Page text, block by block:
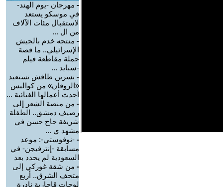
- مهرجان -يوم الهند-
في موسكو يستعد
لاستقبال مئات الآلاف
من ال ...
- منتجه خدم بالجيش
الإسرائيلي.. ما قصة
حملة مقاطعة فيلم
-سبايد ...
- نسرين طافش تستعيد
«الروقان» من كواليس
أحدث أعمالها الغنائية ...
- من منصة الشعر إلى
رصيف دمشق.. الطفلة
شريفة حاج حسن في
مشهد ي ...
- -نوفوستي-: موعد
مسابقة -إنترفيجن- في
السعودية لم يحدد بعد
- من شقة غوركي إلى
متحف الشرق.. أربع
لوحات قاجارية نادرة